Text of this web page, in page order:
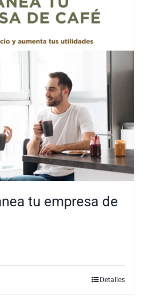
tu empresa de
Detalles